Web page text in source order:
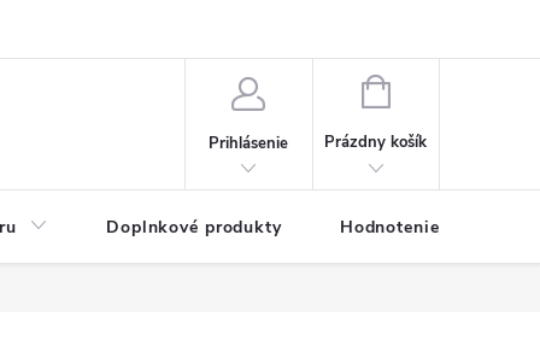
Prihlásenie
NÁKUPNÝ
Prázdny košík
Doplnkové produkty Hodnotenie obchodu